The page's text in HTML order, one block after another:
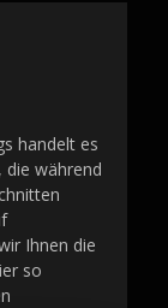
handelt es
die während
Ihnen die
so